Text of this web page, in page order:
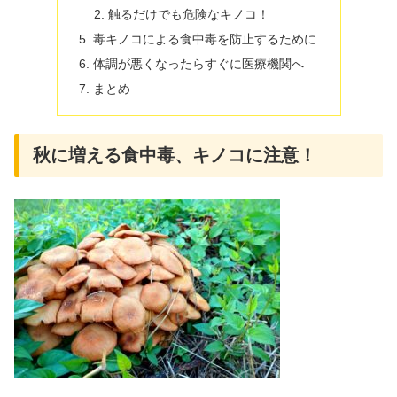
触るだけでも危険なキノコ！
毒キノコによる食中毒を防止するために
体調が悪くなったらすぐに医療機関へ
まとめ
秋に増える食中毒、キノコに注意！